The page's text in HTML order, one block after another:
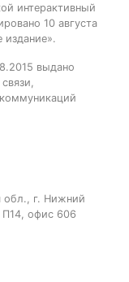
интерактивный
10 августа
издание».
выдано
обл., г. Нижний
офис 606